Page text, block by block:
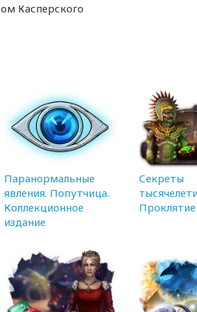
Касперского
Паранормальные
явления. Попутчица.
Коллекционное
издание
Секреты